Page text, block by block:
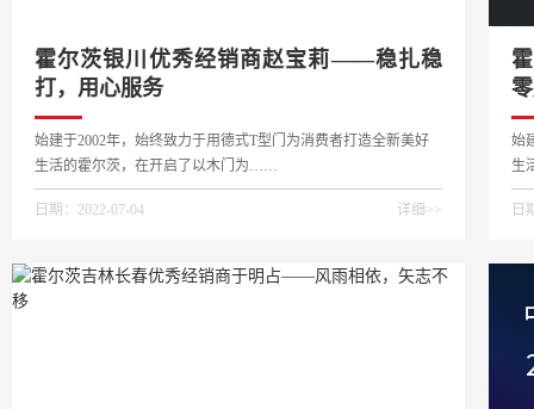
霍尔茨银川优秀经销商赵宝莉——稳扎稳
打，用心服务
始建于2002年，始终致力于用德式T型门为消费者打造全新美好
生活的霍尔茨，在开启了以木门为……
日期：2022-07-04 详细>>
始
生
日